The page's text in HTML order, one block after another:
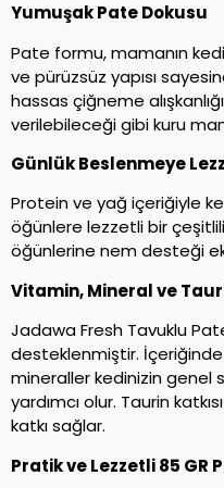
Yumuşak Pate Dokusu
Pate formu, mamanın
ve pürüzsüz yapısı
hassas çiğneme
verilebileceği gibi kuru
Günlük Beslenmeye
Protein ve yağ içeriğiyle
öğünlere lezzetli bir
öğünlerine nem desteği
Vitamin, Mineral ve
Jadawa Fresh Tavuklu
desteklenmiştir.
mineraller kedinizin genel
yardımcı olur. Taurin
katkı sağlar.
Pratik ve Lezzetli 85 GR